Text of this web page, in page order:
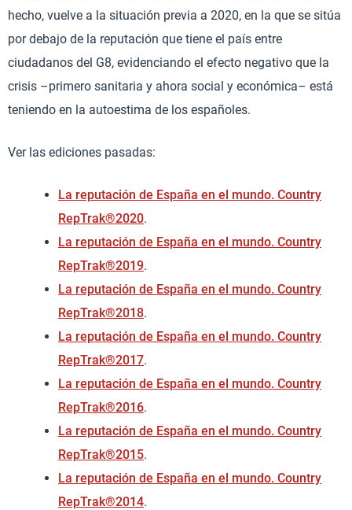
hecho, vuelve a la situación previa a 2020, en la que se sitúa
por debajo de la reputación que tiene el país entre
ciudadanos del G8, evidenciando el efecto negativo que la
crisis –primero sanitaria y ahora social y económica– está
teniendo en la autoestima de los españoles.
Ver las ediciones pasadas:
La reputación de España en el mundo. Country
RepTrak®2020.
La reputación de España en el mundo. Country
RepTrak®2019.
La reputación de España en el mundo. Country
RepTrak®2018.
La reputación de España en el mundo. Country
RepTrak®2017.
La reputación de España en el mundo. Country
RepTrak®2016.
La reputación de España en el mundo. Country
RepTrak®2015.
La reputación de España en el mundo. Country
RepTrak®2014.